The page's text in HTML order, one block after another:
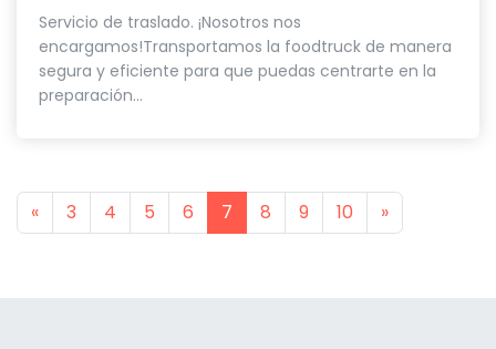
Servicio de traslado. ¡Nosotros nos
encargamos!Transportamos la foodtruck de manera
segura y eficiente para que puedas centrarte en la
preparación...
«Previous
3 4 5 6 7 8 9 10 »Next